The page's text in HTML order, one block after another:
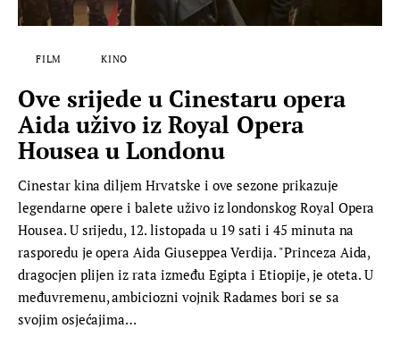
FILM KINO
Ove srijede u Cinestaru opera
Aida uživo iz Royal Opera
Housea u Londonu
Cinestar kina diljem Hrvatske i ove sezone prikazuje
legendarne opere i balete uživo iz londonskog Royal Opera
Housea. U srijedu, 12. listopada u 19 sati i 45 minuta na
rasporedu je opera Aida Giuseppea Verdija. "Princeza Aida,
dragocjen plijen iz rata između Egipta i Etiopije, je oteta. U
međuvremenu, ambiciozni vojnik Radames bori se sa
svojim osjećajima…